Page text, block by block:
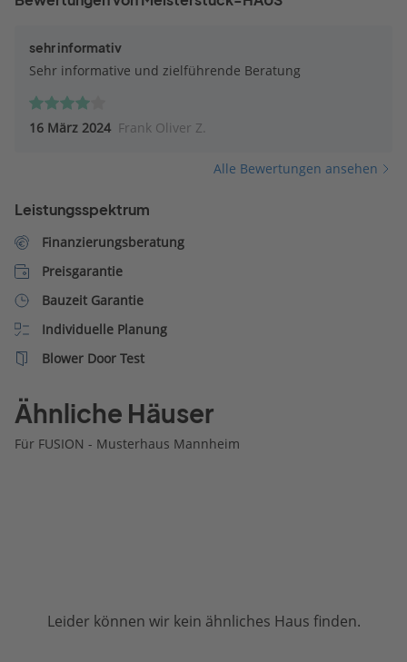
sehr informativ
Sehr informative und zielführende Beratung
16 März 2024 Frank Oliver Z.
Alle Bewertungen ansehen
Leistungsspektrum
Finanzierungsberatung
Preisgarantie
Bauzeit Garantie
Individuelle Planung
Blower Door Test
Ähnliche Häuser
Für FUSION - Musterhaus Mannheim
Leider können wir kein ähnliches Haus finden.